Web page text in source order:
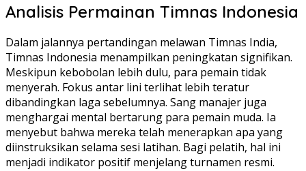
Analisis Permainan Timnas Indonesia
Dalam jalannya pertandingan melawan Timnas India,
Timnas Indonesia menampilkan peningkatan signifikan.
Meskipun kebobolan lebih dulu, para pemain tidak
menyerah. Fokus antar lini terlihat lebih teratur
dibandingkan laga sebelumnya. Sang manajer juga
menghargai mental bertarung para pemain muda. Ia
menyebut bahwa mereka telah menerapkan apa yang
diinstruksikan selama sesi latihan. Bagi pelatih, hal ini
menjadi indikator positif menjelang turnamen resmi.